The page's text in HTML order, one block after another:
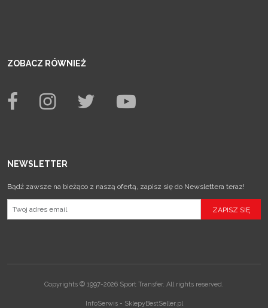
ZOBACZ RÓWNIEŻ
NEWSLETTER
Bądź zawsze na bieżąco z naszą ofertą, zapisz się do Newslettera teraz!
Copyrights © 1997-2026 Sport Transfer. All rights reserved.
InfoSerwis- SklepyBestSeller.pl